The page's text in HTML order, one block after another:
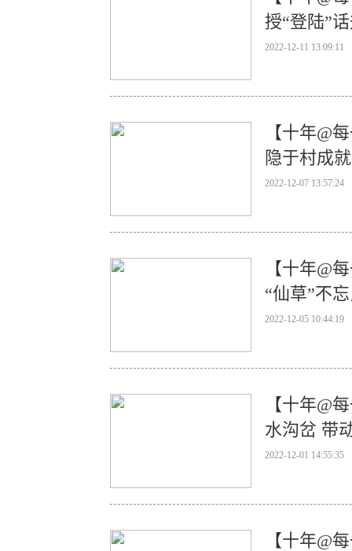
授“登陆”
2022-12-11 13:09:11
【十年@
隐于村成
2022-12-07 13:57:24
【十年@
“仙草”不
2022-12-05 10:44:19
【十年@
水沟岔 带
2022-12-01 14:55:35
【十年@